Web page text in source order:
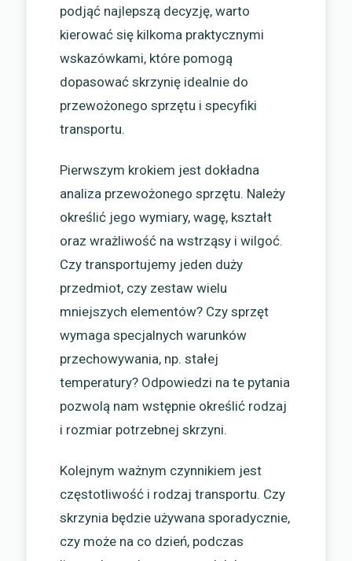
podjąć najlepszą decyzję, warto
kierować się kilkoma praktycznymi
wskazówkami, które pomogą
dopasować skrzynię idealnie do
przewożonego sprzętu i specyfiki
transportu.
Pierwszym krokiem jest dokładna
analiza przewożonego sprzętu. Należy
określić jego wymiary, wagę, kształt
oraz wrażliwość na wstrząsy i wilgoć.
Czy transportujemy jeden duży
przedmiot, czy zestaw wielu
mniejszych elementów? Czy sprzęt
wymaga specjalnych warunków
przechowywania, np. stałej
temperatury? Odpowiedzi na te pytania
pozwolą nam wstępnie określić rodzaj
i rozmiar potrzebnej skrzyni.
Kolejnym ważnym czynnikiem jest
częstotliwość i rodzaj transportu. Czy
skrzynia będzie używana sporadycznie,
czy może na co dzień, podczas